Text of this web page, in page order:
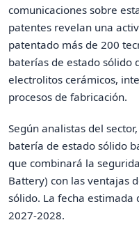
comunicaciones sobre
patentes revelan una
patentado más de 200
baterías de estado sólido
electrolitos cerámicos,
procesos de fabricación.
Según analistas del
batería de estado sólido
que combinará la
Battery) con las ventajas
sólido. La fecha estimada
2027-2028.